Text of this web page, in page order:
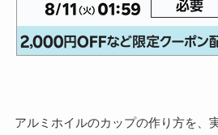
アルミホイルのカップの作り方を、